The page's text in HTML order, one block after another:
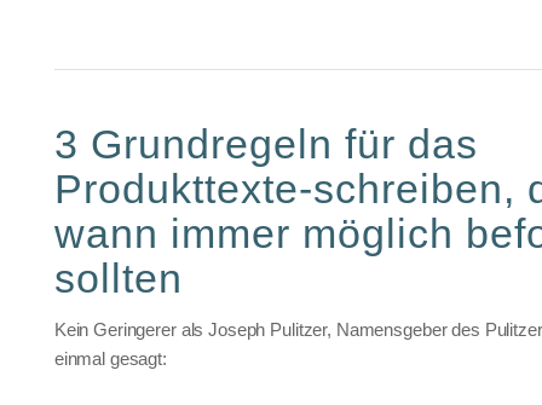
3 Grundregeln für das
Produkttexte-schreiben,
wann immer möglich
sollten
Kein Geringerer als Joseph Pulitzer, Namensgeber des
einmal gesagt: